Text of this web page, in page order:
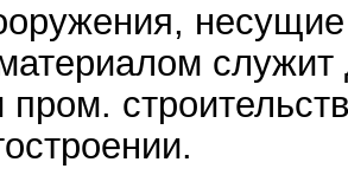
пром.